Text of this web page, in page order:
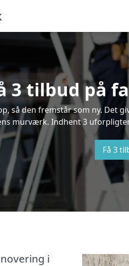
3 tilbud på
så den fremstår som ny. Det
murværk. Indhent 3
Få 3
i